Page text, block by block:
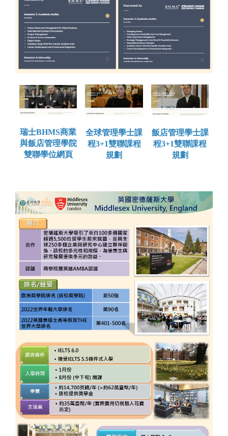
瑞士BHMS商業
與飯店管理學院
雙聯學位網頁
全球管理學士課
程3+1雙聯課程
規劃
飯店管理學士課
程3+1雙聯課程
規劃